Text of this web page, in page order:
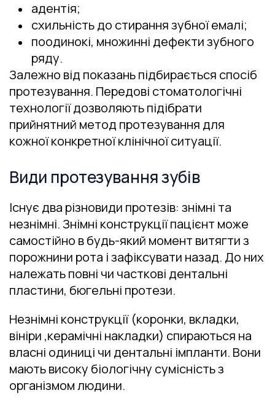
адентія;
схильність до стирання зубної емалі;
поодинокі, множинні дефекти зубного
ряду.
Залежно від показань підбирається спосіб
протезування. Передові стоматологічні
технології дозволяють підібрати
прийнятний метод протезування для
кожної конкретної клінічної ситуації.
Види протезування зубів
Існує два різновиди протезів: знімні та
незнімні. Знімні конструкції пацієнт може
самостійно в будь-який момент витягти з
порожнини рота і зафіксувати назад. До них
належать повні чи часткові дентальні
пластини, бюгельні протези.
Незнімні конструкції (коронки, вкладки,
вініри ,керамічні накладки) спираються на
власні одиниці чи дентальні імпланти. Вони
мають високу біологічну сумісність з
організмом людини.